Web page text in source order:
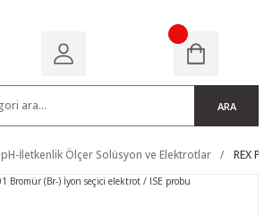
ARA
pH-İletkenlik Ölçer Solüsyon ve Elektrotlar REX